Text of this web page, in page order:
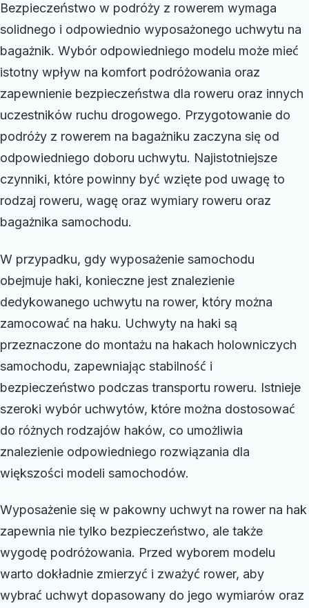
Bezpieczeństwo w podróży z rowerem wymaga
solidnego i odpowiednio wyposażonego uchwytu na
bagażnik. Wybór odpowiedniego modelu może mieć
istotny wpływ na komfort podróżowania oraz
zapewnienie bezpieczeństwa dla roweru oraz innych
uczestników ruchu drogowego. Przygotowanie do
podróży z rowerem na bagażniku zaczyna się od
odpowiedniego doboru uchwytu. Najistotniejsze
czynniki, które powinny być wzięte pod uwagę to
rodzaj roweru, wagę oraz wymiary roweru oraz
bagażnika samochodu.
W przypadku, gdy wyposażenie samochodu
obejmuje haki, konieczne jest znalezienie
dedykowanego uchwytu na rower, który można
zamocować na haku. Uchwyty na haki są
przeznaczone do montażu na hakach holowniczych
samochodu, zapewniając stabilność i
bezpieczeństwo podczas transportu roweru. Istnieje
szeroki wybór uchwytów, które można dostosować
do różnych rodzajów haków, co umożliwia
znalezienie odpowiedniego rozwiązania dla
większości modeli samochodów.
Wyposażenie się w pakowny uchwyt na rower na hak
zapewnia nie tylko bezpieczeństwo, ale także
wygodę podróżowania. Przed wyborem modelu
warto dokładnie zmierzyć i zważyć rower, aby
wybrać uchwyt dopasowany do jego wymiarów oraz